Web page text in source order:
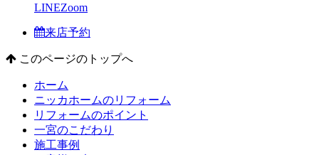
LINEZoom
来店予約
このページのトップへ
ホーム
ニッカホームのリフォーム
リフォームのポイント
一宮のこだわり
施工事例